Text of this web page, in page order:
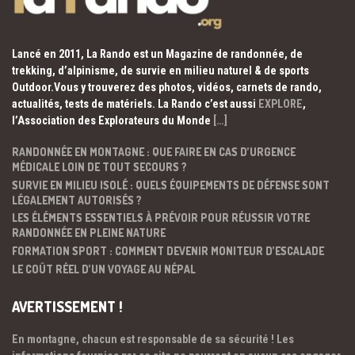
Lancé en 2011, La Rando est un Magazine de randonnée, de
trekking, d’alpinisme, de survie en milieu naturel & de sports
Outdoor.Vous y trouverez des photos, vidéos, carnets de rando,
actualités, tests de matériels. La Rando c’est aussi EXPLORE,
l’Association des Explorateurs du Monde […]
RANDONNÉE EN MONTAGNE : QUE FAIRE EN CAS D’URGENCE
MÉDICALE LOIN DE TOUT SECOURS ?
SURVIE EN MILIEU ISOLÉ : QUELS ÉQUIPEMENTS DE DÉFENSE SONT
LÉGALEMENT AUTORISÉS ?
LES ÉLÉMENTS ESSENTIELS À PRÉVOIR POUR RÉUSSIR VOTRE
RANDONNÉE EN PLEINE NATURE
FORMATION SPORT : COMMENT DEVENIR MONITEUR D’ESCALADE
LE COÛT RÉEL D’UN VOYAGE AU NÉPAL
AVERTISSEMENT !
En montagne, chacun est responsable de sa sécurité ! Les